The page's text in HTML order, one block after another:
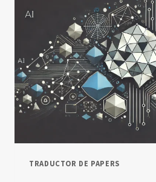
TRADUCTOR DE PAPERS